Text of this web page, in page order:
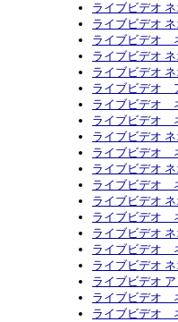
ライブビデオ
ライブビデオ
ライブビデオ
ライブビデオ
ライブビデオ
ライブビデオ
ライブビデオ
ライブビデオ
ライブビデオ
ライブビデオ
ライブビデオ
ライブビデオ
ライブビデオ
ライブビデオ
ライブビデオ
ライブビデオ
ライブビデオ
ライブビデオ
ライブビデオ
ライブビデオ